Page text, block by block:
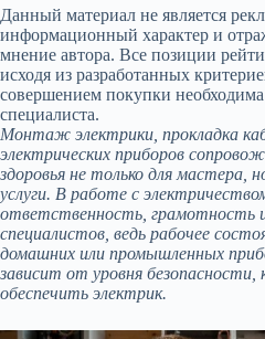
Данный материал не является
информационный характер и
мнение автора. Все позиции
исходя из разработанных
совершением покупки необходима
специалиста.
Монтаж электрики, прокладка
электрических приборов
здоровья не только для мастера,
услуги. В работе с
ответственность, грамотность
специалистов, ведь рабочее
домашних или промышленных
зависит от уровня
обеспечить электрик.